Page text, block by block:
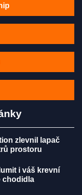
zlevnil lapač
prostoru
i váš krevní
chodidla